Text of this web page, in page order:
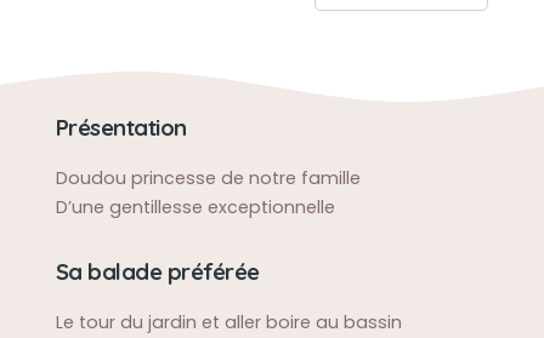
Présentation
Doudou princesse de notre famille
D’une gentillesse exceptionnelle
Sa balade préférée
Le tour du jardin et aller boire au bassin